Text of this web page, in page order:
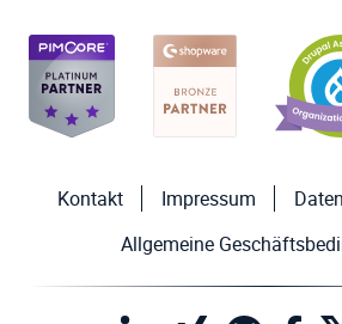
Kontakt Impressum
Allgemeine